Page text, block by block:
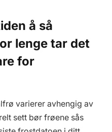
å så
lenge tar det
for
varierer avhengig av
sett bør frøene sås